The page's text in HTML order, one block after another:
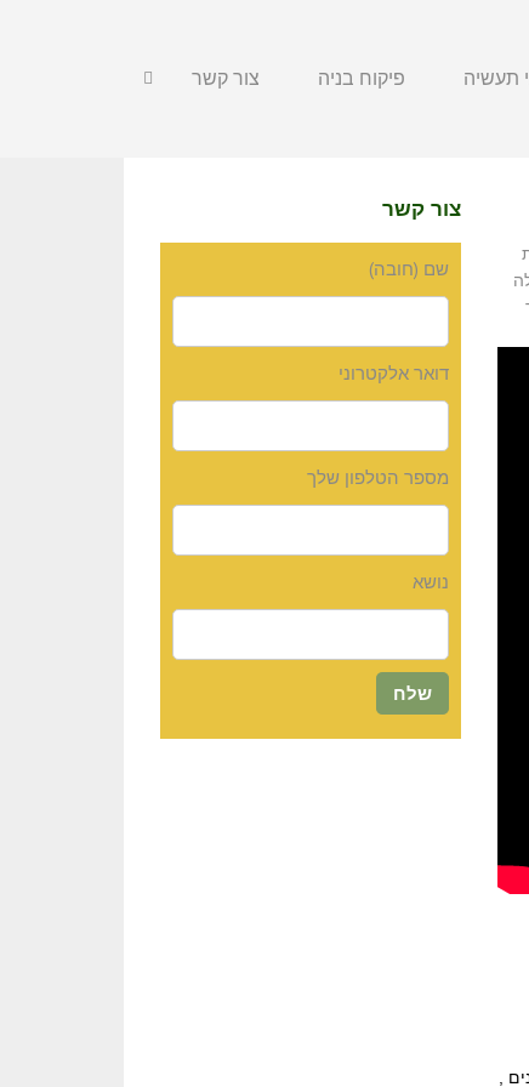
תעשיה פיקוח בניה צור קשר
,
צור קשר
שם (חובה)
דואר אלקטרוני
מספר הטלפון שלך
נושא